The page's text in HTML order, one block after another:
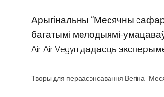
Арыгінальны “Месячны
багатымі мелодыямі-
Air Air Vegyn дадасць
Творы для пераасэнсавання Вегіна